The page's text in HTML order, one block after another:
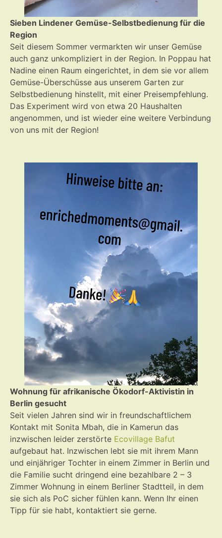
Sieben Lindener Gemüse-Selbstbedienung für die
Region
Seit diesem Sommer vermarkten wir unser Gemüse
auch ganz unkompliziert in der Region. In Poppau hat
Nadine einen Raum eingerichtet, in dem sie vor allem
Gemüse-Überschüsse aus unserem Garten zur
Selbstbedienung hinstellt, mit einer Preisempfehlung.
Das Experiment wird von etwa 20 Haushalten
angenommen, und ist wieder eine weitere Verbindung
von uns mit der Region!
Wohnung für afrikanische Ökodorf-Aktivistin in
Berlin gesucht
Seit vielen Jahren sind wir in freundschaftlichem
Kontakt mit Sonita Mbah, die in Kamerun das
inzwischen leider zerstörte Ecovillage Bafut
aufgebaut hat. Inzwischen lebt sie mit ihrem Mann
und einjähriger Tochter in einem Zimmer in Berlin und
die Familie sucht dringend eine bezahlbare 2 – 3
Zimmer Wohnung in einem Berliner Stadtteil, in dem
sie sich als PoC sicher fühlen kann. Wenn Ihr einen
Tipp für sie habt, kontaktiert sie gerne.